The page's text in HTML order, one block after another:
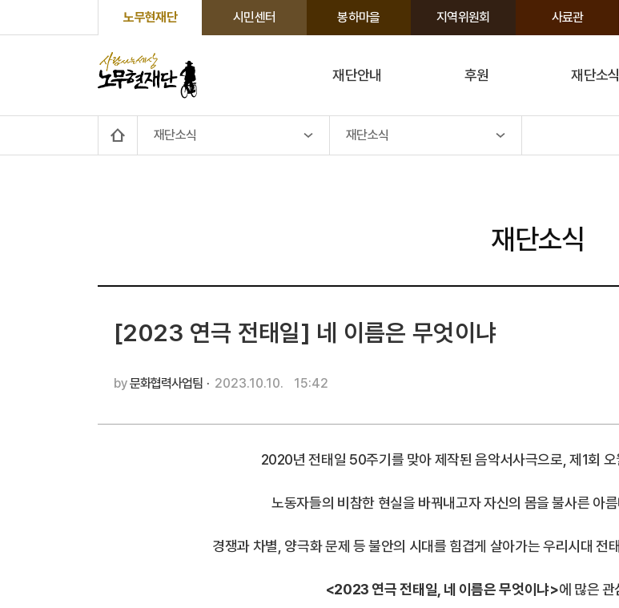
노무현재단 시민센터 봉하마을 지역위원회 사료관
재단안내 후원 재단소식
재단소식 재단소식
재단소식
[2023 연극 전태일] 네 이름은 무엇이냐
by문화협력사업팀 · 2023.10.10. 15:42
2020년 전태일 50주기를 맞아 제작된 음악서사극으로,제1회
노동자들의 비참한 현실을 바꿔내고자자신의 몸을 불사른 아
경쟁과 차별, 양극화 문제 등 불안의 시대를 힘겹게 살아가는 우리시대 전
<2023 연극 전태일, 네 이름은 무엇이냐>에 많은